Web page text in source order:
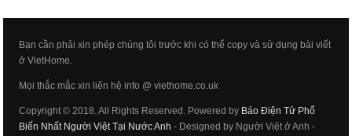
Bạn cần phải xin phép chúng tôi trước khi có thể copy và sử dụng bài viết
ở VietHome.
Mọi thắc mắc xin liên hệ info @ viethome.co.uk
Copyright © 2018. All Rights Reserved. Powered by Báo Điện Tử Phổ
Biến Nhất Người Việt Tại Nước Anh - Designed by Người Việt ở Anh -